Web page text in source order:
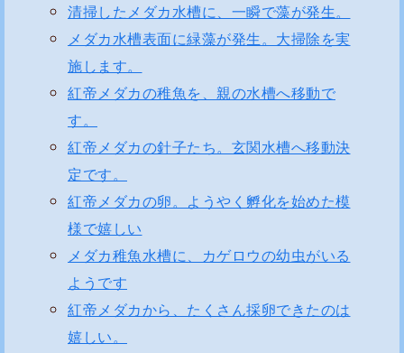
清掃したメダカ水槽に、一瞬で藻が発生。
メダカ水槽表面に緑藻が発生。大掃除を実
施します。
紅帝メダカの稚魚を、親の水槽へ移動で
す。
紅帝メダカの針子たち。玄関水槽へ移動決
定です。
紅帝メダカの卵。ようやく孵化を始めた模
様で嬉しい
メダカ稚魚水槽に、カゲロウの幼虫がいる
ようです
紅帝メダカから、たくさん採卵できたのは
嬉しい。